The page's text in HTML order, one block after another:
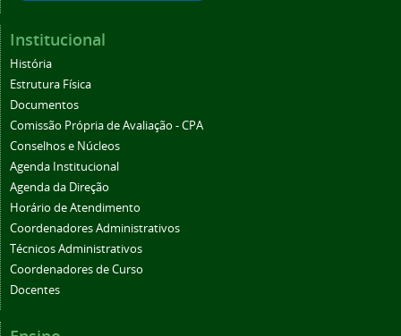
Institucional
História
Estrutura Física
Documentos
Comissão Própria de Avaliação - CPA
Conselhos e Núcleos
Agenda Institucional
Agenda da Direção
Horário de Atendimento
Coordenadores Administrativos
Técnicos Administrativos
Coordenadores de Curso
Docentes